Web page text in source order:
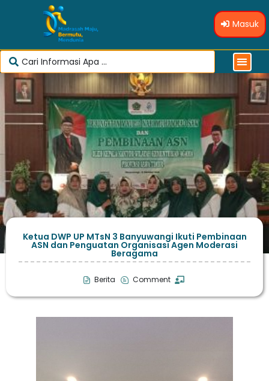
Masuk
Ketua DWP UP MTsN 3 Banyuwangi Ikuti Pembinaan
ASN dan Penguatan Organisasi Agen Moderasi
Beragama
Berita Comment